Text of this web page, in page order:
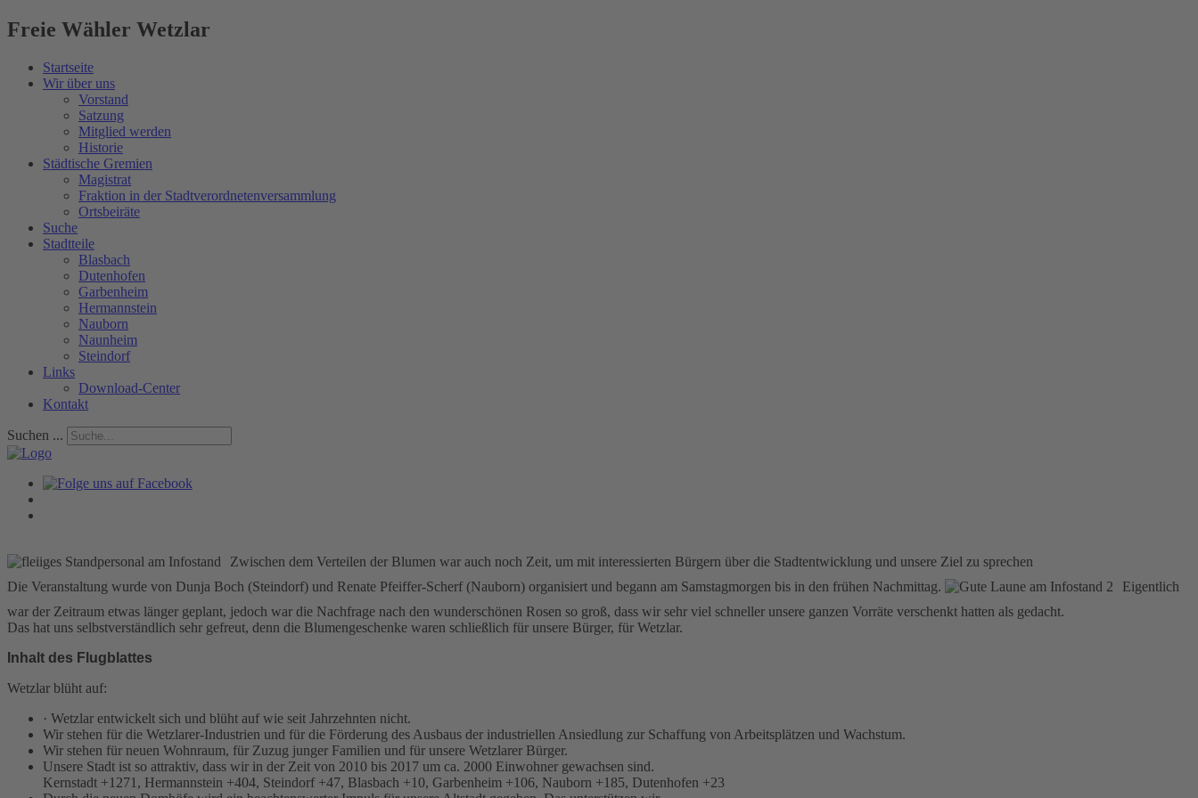
Freie Wähler Wetzlar
Startseite
Wir über uns
Vorstand
Satzung
Mitglied werden
Historie
Städtische Gremien
Magistrat
Fraktion in der Stadtverordnetenversammlung
Ortsbeiräte
Suche
Stadtteile
Blasbach
Dutenhofen
Garbenheim
Hermannstein
Nauborn
Naunheim
Steindorf
Links
Download-Center
Kontakt
Suchen ...
Zwischen dem Verteilen der Blumen war auch noch Zeit, um mit interessierten Bürgern über die Stadtentwicklung und unsere Ziel zu sprechen
Die Veranstaltung wurde von Dunja Boch (Steindorf) und Renate Pfeiffer-Scherf (Nauborn) organisiert und begann am Samstagmorgen bis in den frühen Nachmittag.
Eigentlich
war der Zeitraum etwas länger geplant, jedoch war die Nachfrage nach den wunderschönen Rosen so groß, dass wir sehr viel schneller unsere ganzen Vorräte verschenkt hatten als gedacht.
Das hat uns selbstverständlich sehr gefreut, denn die Blumengeschenke waren schließlich für unsere Bürger, für Wetzlar.
Inhalt des Flugblattes
Wetzlar blüht auf:
· Wetzlar entwickelt sich und blüht auf wie seit Jahrzehnten nicht.
Wir stehen für die Wetzlarer-Industrien und für die Förderung des Ausbaus der industriellen Ansiedlung zur Schaffung von Arbeitsplätzen und Wachstum.
Wir stehen für neuen Wohnraum, für Zuzug junger Familien und für unsere Wetzlarer Bürger.
Unsere Stadt ist so attraktiv, dass wir in der Zeit von 2010 bis 2017 um ca. 2000 Einwohner gewachsen sind.
Kernstadt +1271, Hermannstein +404, Steindorf +47, Blasbach +10, Garbenheim +106, Nauborn +185, Dutenhofen +23